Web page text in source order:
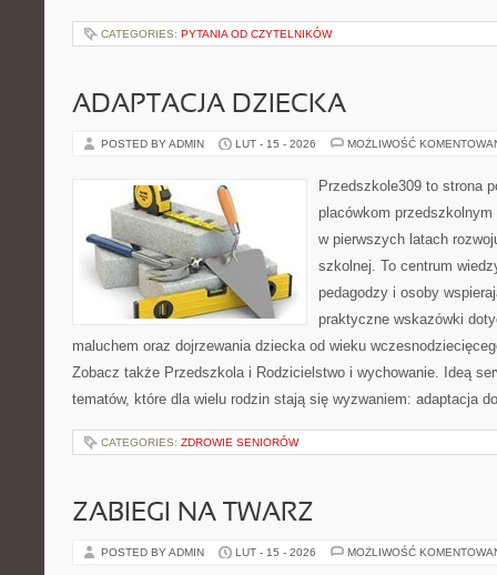
CATEGORIES: PYTANIA OD CZYTELNIKÓW
ADAPTACJA DZIECKA
POSTED BY ADMIN LUT - 15 - 2026 MOŻLIWOŚĆ
Przedszkole309 to strona
placówkom
w pierwszych latach
szkolnej. To centrum
pedagodzy i osoby
praktyczne wskazówki
maluchem oraz dojrzewania dziecka od wieku
Zobacz także Przedszkola i Rodzicielstwo i wychowanie. Ideą
tematów, które dla wielu rodzin stają się wyzwaniem: adaptacja
CATEGORIES: ZDROWIE SENIORÓW
ZABIEGI NA TWARZ
POSTED BY ADMIN LUT - 15 - 2026 MOŻLIWOŚĆ